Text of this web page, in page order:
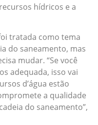
hídricos e a
tratada como tema
do saneamento, mas
mudar. “Se você
adequada, isso vai
d’água estão
a qualidade
do saneamento”,